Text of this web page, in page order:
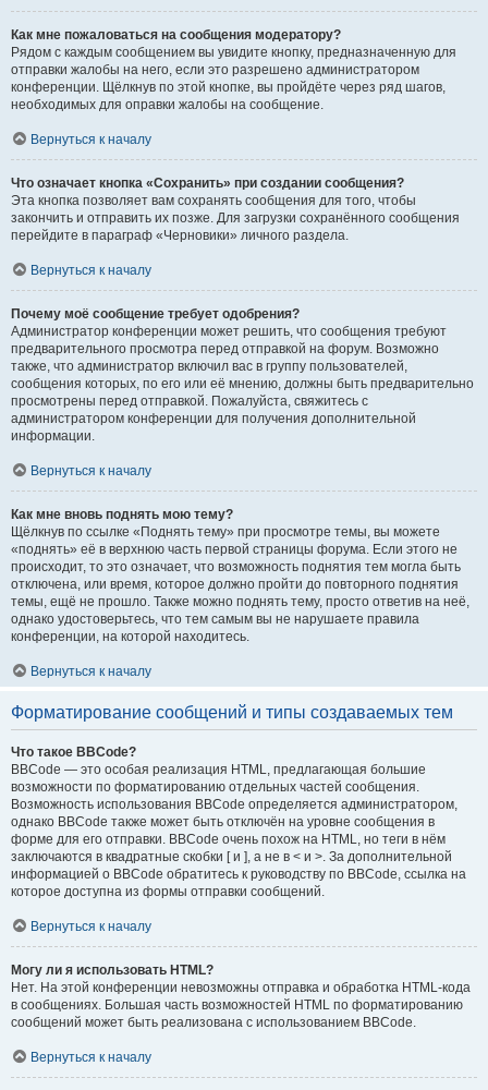
Как мне пожаловаться на сообщения модератору?
Рядом с каждым сообщением вы увидите кнопку, предназначенную для
отправки жалобы на него, если это разрешено администратором
конференции. Щёлкнув по этой кнопке, вы пройдёте через ряд шагов,
необходимых для оправки жалобы на сообщение.
Вернуться к началу
Что означает кнопка «Сохранить» при создании сообщения?
Эта кнопка позволяет вам сохранять сообщения для того, чтобы
закончить и отправить их позже. Для загрузки сохранённого сообщения
перейдите в параграф «Черновики» личного раздела.
Вернуться к началу
Почему моё сообщение требует одобрения?
Администратор конференции может решить, что сообщения требуют
предварительного просмотра перед отправкой на форум. Возможно
также, что администратор включил вас в группу пользователей,
сообщения которых, по его или её мнению, должны быть предварительно
просмотрены перед отправкой. Пожалуйста, свяжитесь с
администратором конференции для получения дополнительной
информации.
Вернуться к началу
Как мне вновь поднять мою тему?
Щёлкнув по ссылке «Поднять тему» при просмотре темы, вы можете
«поднять» её в верхнюю часть первой страницы форума. Если этого не
происходит, то это означает, что возможность поднятия тем могла быть
отключена, или время, которое должно пройти до повторного поднятия
темы, ещё не прошло. Также можно поднять тему, просто ответив на неё,
однако удостоверьтесь, что тем самым вы не нарушаете правила
конференции, на которой находитесь.
Вернуться к началу
Форматирование сообщений и типы создаваемых тем
Что такое BBCode?
BBCode — это особая реализация HTML, предлагающая большие
возможности по форматированию отдельных частей сообщения.
Возможность использования BBCode определяется администратором,
однако BBCode также может быть отключён на уровне сообщения в
форме для его отправки. BBCode очень похож на HTML, но теги в нём
заключаются в квадратные скобки [ и ], а не в < и >. За дополнительной
информацией о BBCode обратитесь к руководству по BBCode, ссылка на
которое доступна из формы отправки сообщений.
Вернуться к началу
Могу ли я использовать HTML?
Нет. На этой конференции невозможны отправка и обработка HTML-кода
в сообщениях. Большая часть возможностей HTML по форматированию
сообщений может быть реализована с использованием BBCode.
Вернуться к началу